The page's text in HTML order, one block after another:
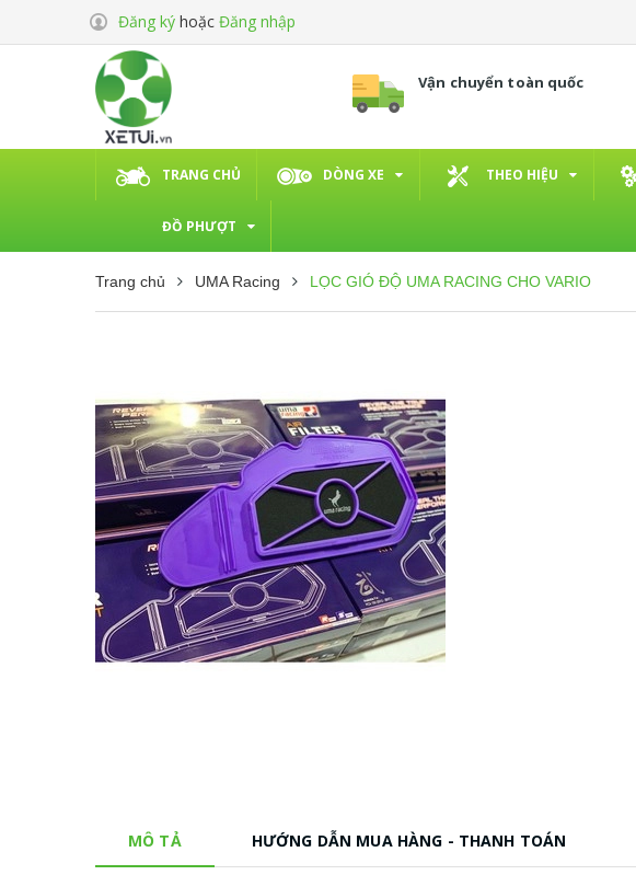
Đăng ký hoặc Đăng nhập
Vận chuyển toàn quốc
TRANG CHỦ DÒNG XE THEO HIỆU
ĐỒ PHƯỢT
Trang chủ UMA Racing LỌC GIÓ ĐỘ UMA RACING CHO VARIO
MÔ TẢ HƯỚNG DẪN MUA HÀNG - THANH TOÁN